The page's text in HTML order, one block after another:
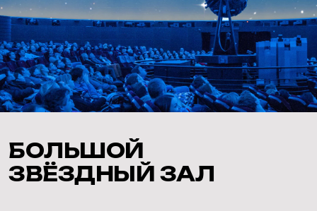
БОЛЬШОЙ
ЗВЁЗДНЫЙ ЗАЛ